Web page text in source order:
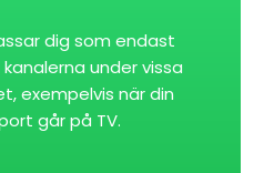
dig som endast
under vissa
exempelvis när din
går på TV.